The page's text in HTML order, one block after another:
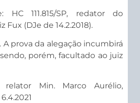
HC 111.815/SP, redator do
Fux (DJe de 14.2.2018).
A prova da alegação incumbirá
porém, facultado ao juiz
relator Min. Marco Aurélio,